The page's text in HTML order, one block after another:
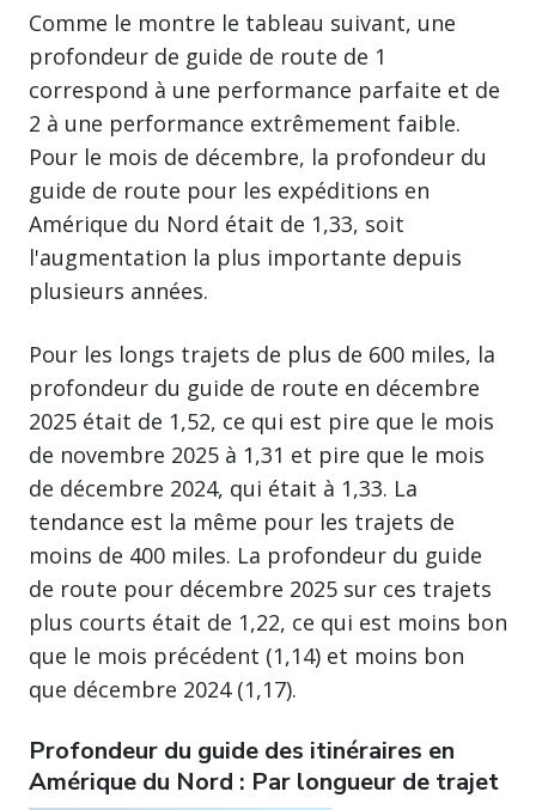
Comme le montre le tableau suivant, une
profondeur de guide de route de 1
correspond à une performance parfaite et de
2 à une performance extrêmement faible.
Pour le mois de décembre, la profondeur du
guide de route pour les expéditions en
Amérique du Nord était de 1,33, soit
l'augmentation la plus importante depuis
plusieurs années.
Pour les longs trajets de plus de 600 miles, la
profondeur du guide de route en décembre
2025 était de 1,52, ce qui est pire que le mois
de novembre 2025 à 1,31 et pire que le mois
de décembre 2024, qui était à 1,33. La
tendance est la même pour les trajets de
moins de 400 miles. La profondeur du guide
de route pour décembre 2025 sur ces trajets
plus courts était de 1,22, ce qui est moins bon
que le mois précédent (1,14) et moins bon
que décembre 2024 (1,17).
Profondeur du guide des itinéraires en
Amérique du Nord : Par longueur de trajet